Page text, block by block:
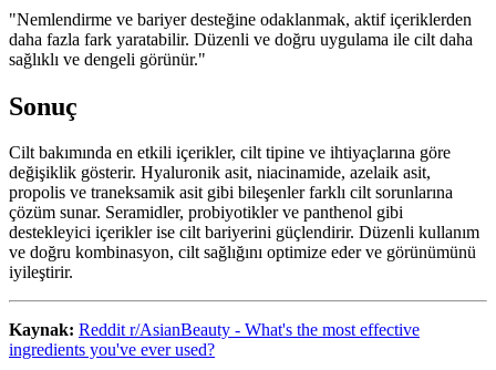
"Nemlendirme ve bariyer desteğine odaklanmak, aktif içeriklerden
daha fazla fark yaratabilir. Düzenli ve doğru uygulama ile cilt daha
sağlıklı ve dengeli görünür."
Sonuç
Cilt bakımında en etkili içerikler, cilt tipine ve ihtiyaçlarına göre
değişiklik gösterir. Hyaluronik asit, niacinamide, azelaik asit,
propolis ve traneksamik asit gibi bileşenler farklı cilt sorunlarına
çözüm sunar. Seramidler, probiyotikler ve panthenol gibi
destekleyici içerikler ise cilt bariyerini güçlendirir. Düzenli kullanım
ve doğru kombinasyon, cilt sağlığını optimize eder ve görünümünü
iyileştirir.
Kaynak: Reddit r/AsianBeauty - What's the most effective
ingredients you've ever used?